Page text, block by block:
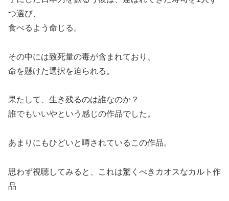
つ選び、
食べるよう命じる。
その中には致死量の毒が含まれており、
命を懸けた選択を迫られる。
果たして、生き残るのは誰なのか？
誰でもいいやという感じの作品でした。
あまりにもひどいと噂されているこの作品。
思わず視聴してみると、これは驚くべきカオスなカルト作
品